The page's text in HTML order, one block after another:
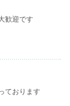
歓迎です
ております